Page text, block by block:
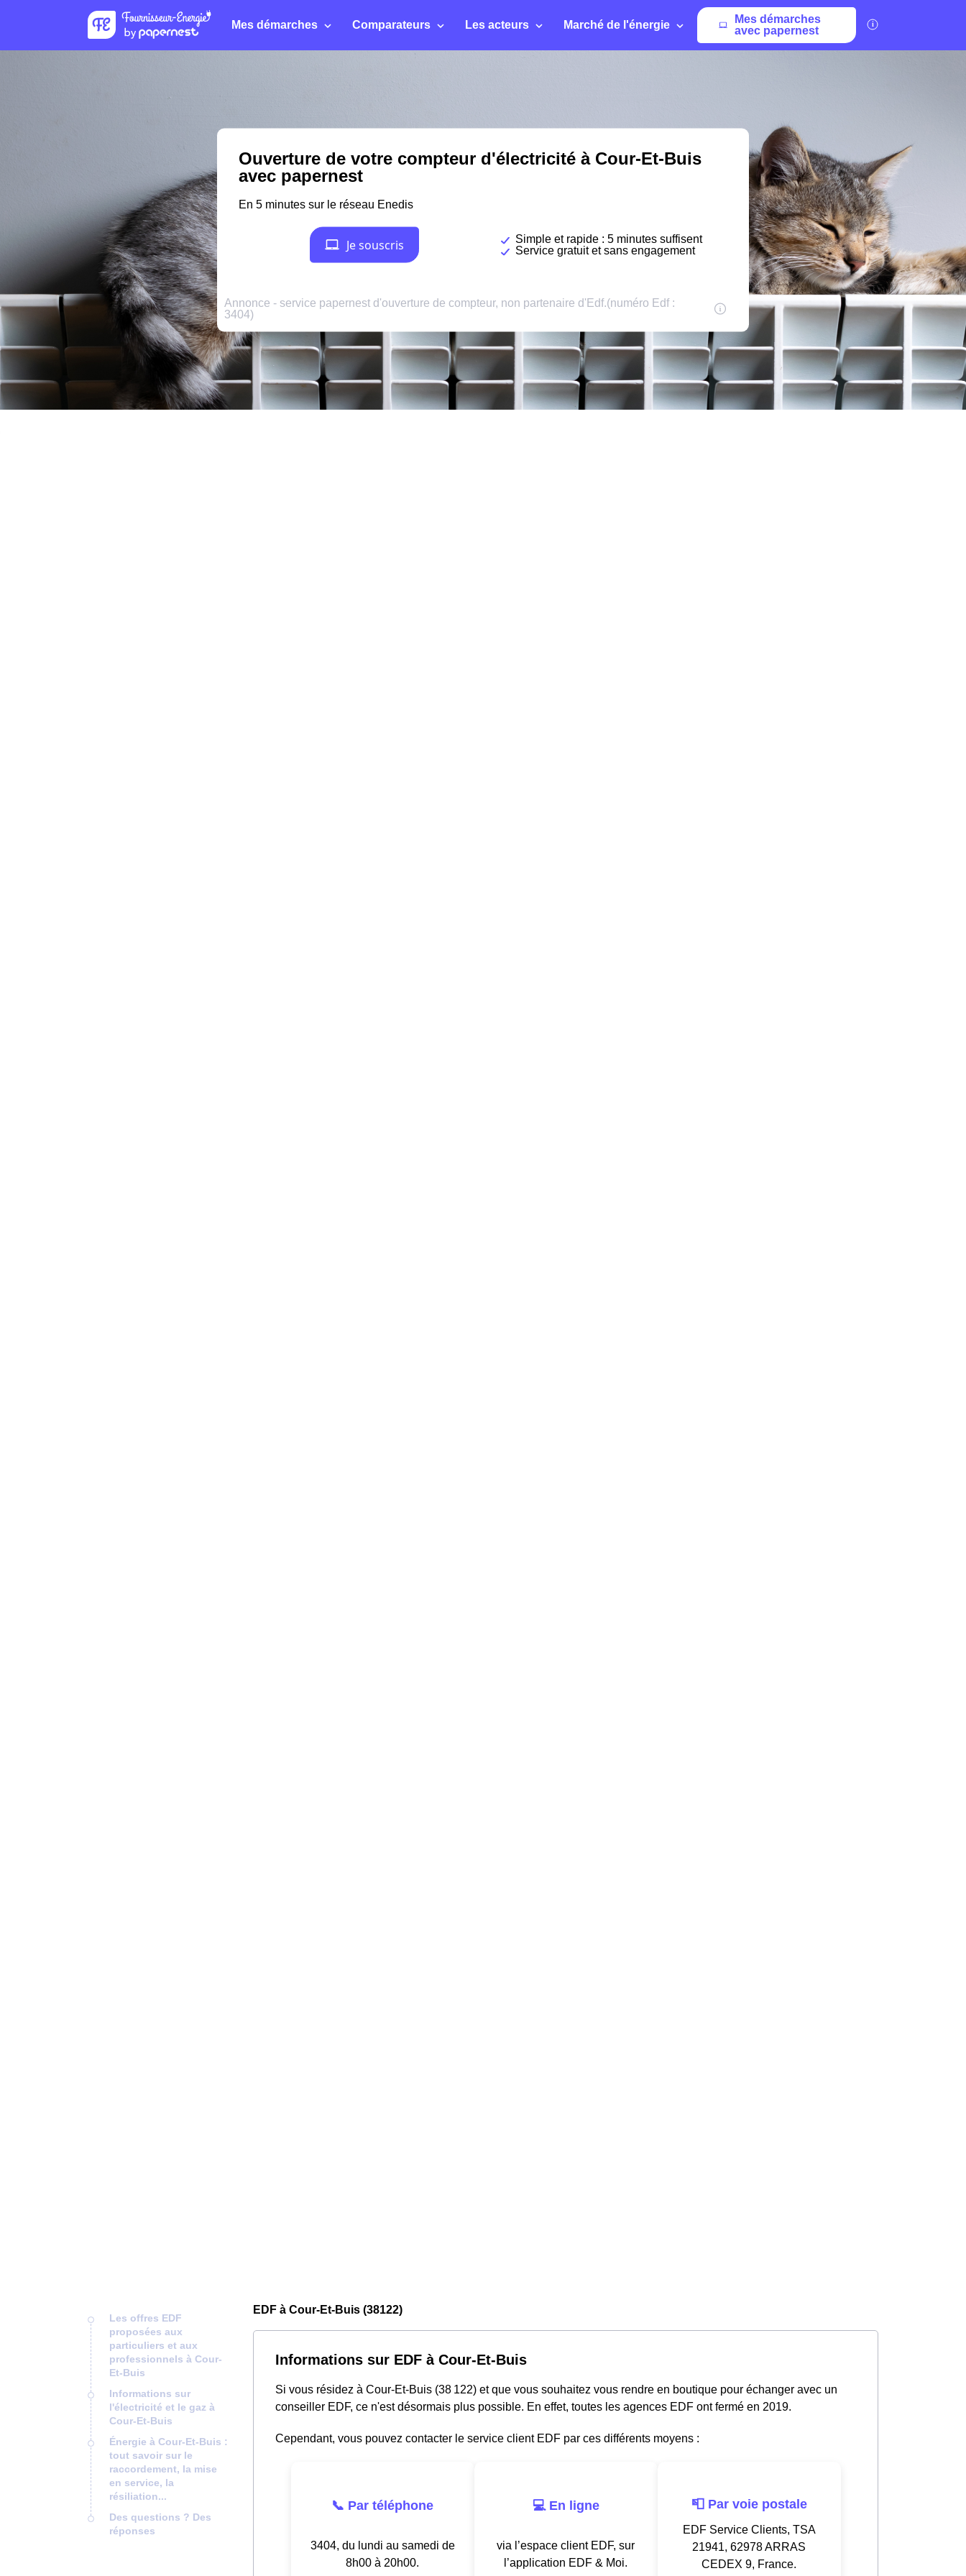
Mes démarches Comparateurs Les acteurs Marché de l'énergie
Mes démarches
avec papernest
Les offres EDF
proposées aux
particuliers et aux
professionnels à Cour-
Et-Buis
Informations sur
l'électricité et le gaz à
Cour-Et-Buis
Énergie à Cour-Et-Buis :
tout savoir sur le
raccordement, la mise
en service, la
résiliation...
Des questions ? Des
réponses
EDF à Cour-Et-Buis (38122)
Informations sur EDF à Cour-Et-Buis
Si vous résidez à Cour-Et-Buis (38 122) et que vous souhaitez vous rendre en boutique pour échanger avec un
conseiller EDF, ce n'est désormais plus possible. En effet, toutes les agences EDF ont fermé en 2019.
Cependant, vous pouvez contacter le service client EDF par ces différents moyens :
📞 Par téléphone
3404, du lundi au samedi de
8h00 à 20h00.
💻 En ligne
via l’espace client EDF, sur
l’application EDF & Moi.
📮 Par voie postale
EDF Service Clients, TSA
21941, 62978 ARRAS
CEDEX 9, France.